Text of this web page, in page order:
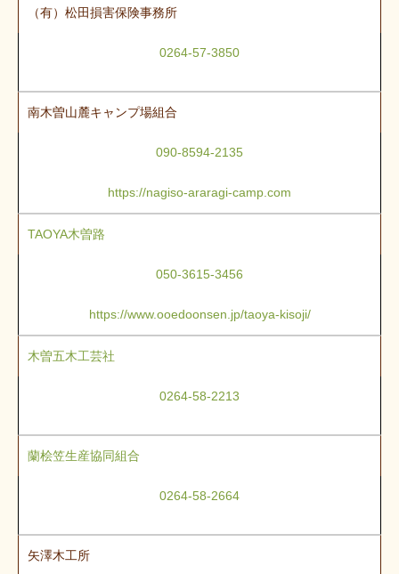
（有）松田損害保険事務所
0264-57-3850
南木曽山麓キャンプ場組合
090-8594-2135
https://nagiso-araragi-camp.com
TAOYA木曽路
050-3615-3456
https://www.ooedoonsen.jp/taoya-kisoji/
木曽五木工芸社
0264-58-2213
蘭桧笠生産協同組合
0264-58-2664
矢澤木工所